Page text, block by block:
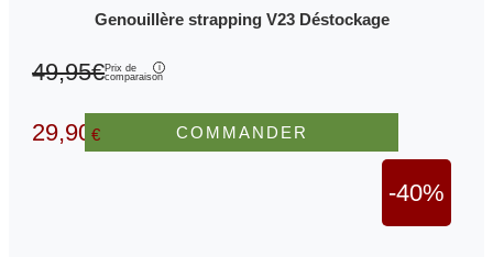
Genouillère strapping V23 Déstockage
49,95€Prix de
comparaison
29,90€
-40%
COMMANDER